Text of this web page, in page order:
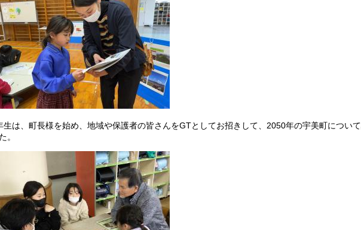
生は、町長様を始め、地域や保護者の皆さんをGTとしてお招きして、2050年の宇美町につい
。